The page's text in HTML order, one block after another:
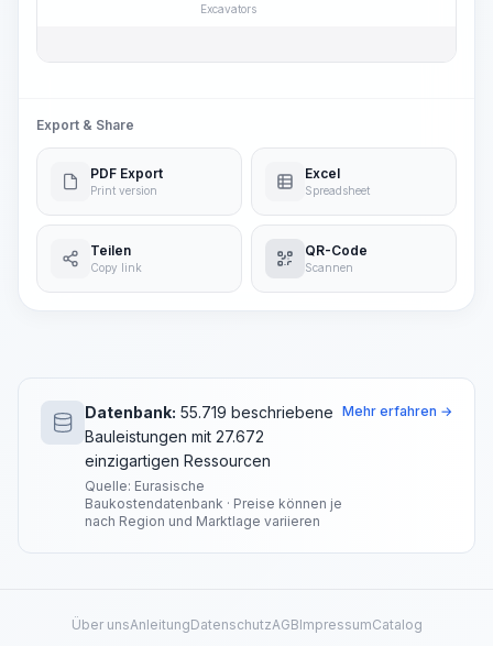
Excavators
Export & Share
PDF Export
Print version
Excel
Spreadsheet
Teilen
Copy link
QR-Code
Scannen
Datenbank: 55.719 beschriebene
Bauleistungen mit 27.672
einzigartigen Ressourcen
Quelle: Eurasische
Baukostendatenbank · Preise können je
nach Region und Marktlage variieren
Mehr erfahren →
Über unsAnleitungDatenschutzAGBImpressumCatalog